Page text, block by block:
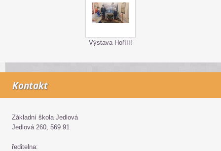
Výstava Hořííí!
Kontakt
Základní škola Jedlová
Jedlová 260, 569 91
ředitelna: